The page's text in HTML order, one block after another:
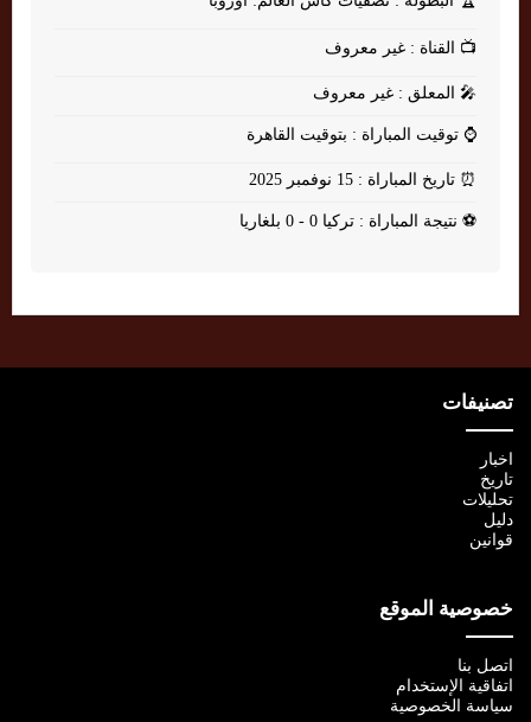
📺 القناة : غير معروف
🎤 المعلق : غير معروف
⌚ توقيت المباراة : بتوقيت القاهرة
⏰ تاريخ المباراة : 15 نوفمبر 2025
⚽ نتيجة المباراة : تركيا 0 - 0 بلغاريا
تصنيفات
اخبار
تاريخ
تحليلات
دليل
قوانين
خصوصية الموقع
اتصل بنا
اتفاقية الإستخدام
سياسة الخصوصية